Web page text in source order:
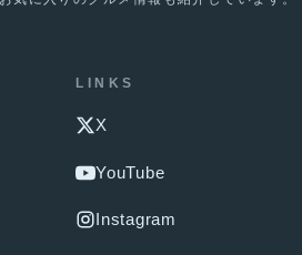
LINKS
X
YouTube
Instagram